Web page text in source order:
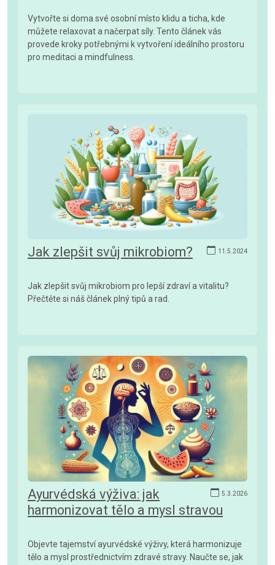
Vytvořte si doma své osobní místo klidu a ticha, kde
můžete relaxovat a načerpat síly. Tento článek vás
provede kroky potřebnými k vytvoření ideálního prostoru
pro meditaci a mindfulness.
11.5.2024
Jak zlepšit svůj mikrobiom?
Jak zlepšit svůj mikrobiom pro lepší zdraví a vitalitu?
Přečtěte si náš článek plný tipů a rad.
5.3.2026
Ayurvédská výživa: jak
harmonizovat tělo a mysl stravou
Objevte tajemství ayurvédské výživy, která harmonizuje
tělo a mysl prostřednictvím zdravé stravy. Naučte se, jak